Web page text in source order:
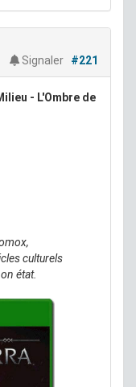
Signaler
#221
- L'Ombre de
culturels
état.